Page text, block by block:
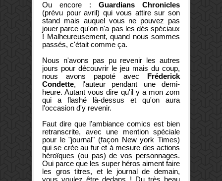
Ou encore : Guardians Chronicles
(prévu pour avril) qui vous attire sur son
stand mais auquel vous ne pouvez pas
jouer parce qu'on n'a pas les dés spéciaux
! Malheureusement, quand nous sommes
passés, c'était comme ça.
Nous n'avons pas pu revenir les autres
jours pour découvrir le jeu mais du coup,
nous avons papoté avec Fréderick
Condette, l'auteur pendant une demi-
heure. Autant vous dire qu'il y a mon zom
qui a flashé là-dessus et qu'on aura
l'occasion d'y revenir.
Faut dire que l'ambiance comics est bien
retranscrite, avec une mention spéciale
pour le "journal" (façon New york Times)
qui se crée au fur et à mesure des actions
héroïques (ou pas) de vos personnages.
Oui parce que les super héros aiment faire
les gros titres, et le journal de demain,
vous voulez être dedans ! Du très beau